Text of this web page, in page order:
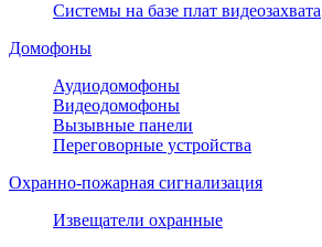
Системы на базе плат видеозахвата
Домофоны
Аудиодомофоны
Видеодомофоны
Вызывные панели
Переговорные устройства
Охранно-пожарная сигнализация
Извещатели охранные